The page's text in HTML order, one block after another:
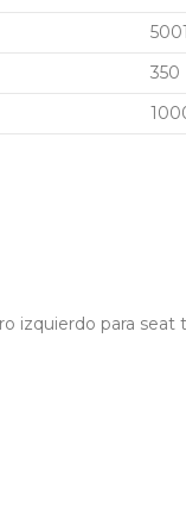
350
izquierdo para seat